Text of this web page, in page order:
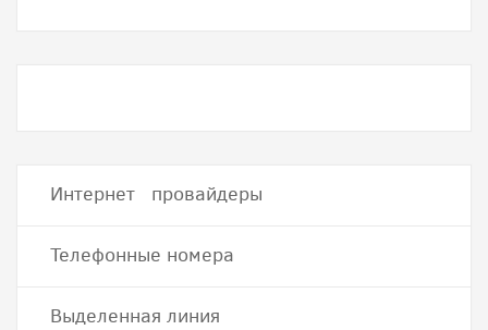
Интернет провайдеры
Телефонные номера
Выделенная линия